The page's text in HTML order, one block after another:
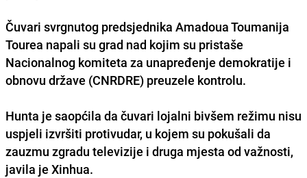
Čuvari svrgnutog predsjednika Amadoua Toumanija
Tourea napali su grad nad kojim su pristaše
Nacionalnog komiteta za unapređenje demokratije i
obnovu države (CNRDRE) preuzele kontrolu.
Hunta je saopćila da čuvari lojalni bivšem režimu nisu
uspjeli izvršiti protivudar, u kojem su pokušali da
zauzmu zgradu televizije i druga mjesta od važnosti,
javila je Xinhua.